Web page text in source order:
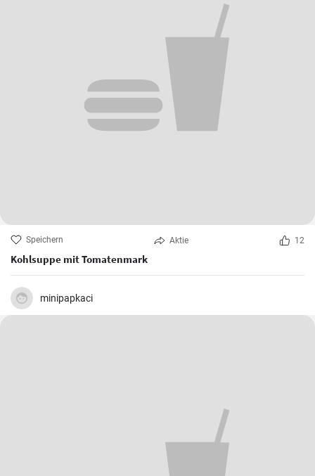
Speichern Aktie 12
Kohlsuppe mit Tomatenmark
minipapkaci